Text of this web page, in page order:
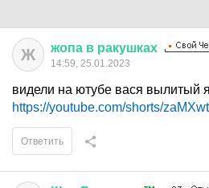
Ж жопа в ракушках
14:59, 25.01.2023
видели на ютубе вася вылитый я
https://youtube.com/shorts/
Ответить